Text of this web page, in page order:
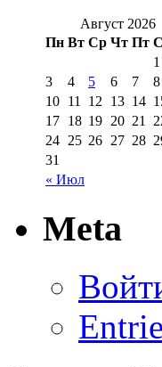
Август 2026
Пн Вт Ср Чт Пт
« Июл
1
3
4 5 6 7 8
10 11 12 13 14
17 18 19 20 21
24 25 26 27 28
31
Meta